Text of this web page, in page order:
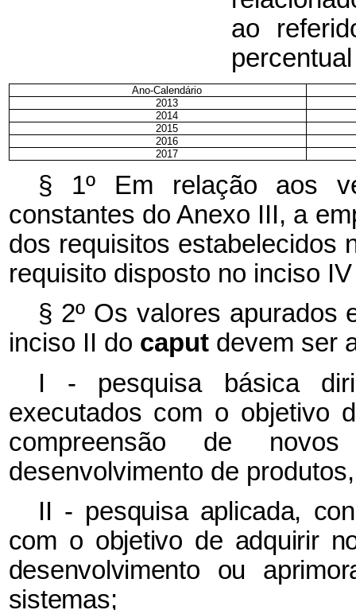
ao
Ano-Calendário
2013
2014
2015
2016
2017
§ 1º Em relação aos
constantes do Anexo III, a
dos requisitos estabelecidos
requisito disposto no inciso
§ 2º Os valores apurados
inciso II do caput devem ser
I - pesquisa básica
executados com o objetivo
compreensão de
desenvolvimento de
II - pesquisa aplicada,
com o objetivo de adquirir
desenvolvimento ou
sistemas;